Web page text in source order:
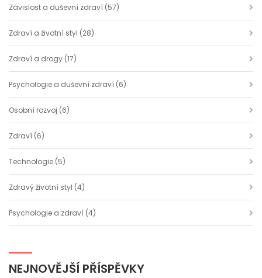
Závislost a duševní zdraví (57)
Zdraví a životní styl (28)
Zdraví a drogy (17)
Psychologie a duševní zdraví (6)
Osobní rozvoj (6)
Zdraví (6)
Technologie (5)
Zdravý životní styl (4)
Psychologie a zdraví (4)
NEJNOVĚJŠÍ PŘÍSPĚVKY